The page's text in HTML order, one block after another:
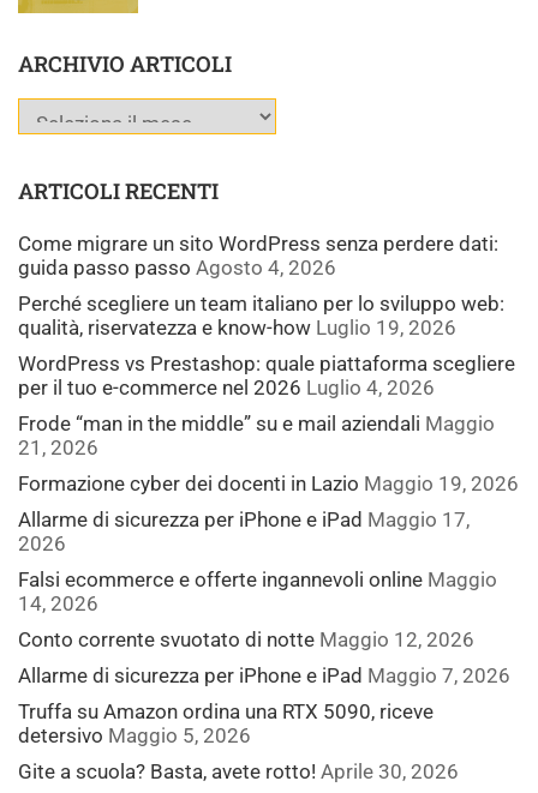
ARCHIVIO ARTICOLI
ARTICOLI RECENTI
Come migrare un sito WordPress senza perdere dati:
guida passo passo Agosto 4, 2026
Perché scegliere un team italiano per lo sviluppo web:
qualità, riservatezza e know-how Luglio 19, 2026
WordPress vs Prestashop: quale piattaforma scegliere
per il tuo e-commerce nel 2026 Luglio 4, 2026
Frode “man in the middle” su e mail aziendali Maggio
21, 2026
Formazione cyber dei docenti in Lazio Maggio 19, 2026
Allarme di sicurezza per iPhone e iPad Maggio 17,
2026
Falsi ecommerce e offerte ingannevoli online Maggio
14, 2026
Conto corrente svuotato di notte Maggio 12, 2026
Allarme di sicurezza per iPhone e iPad Maggio 7, 2026
Truffa su Amazon ordina una RTX 5090, riceve
detersivo Maggio 5, 2026
Gite a scuola? Basta, avete rotto! Aprile 30, 2026